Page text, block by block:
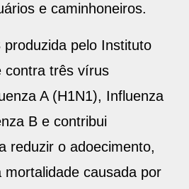
e caminhoneiros.
produzida pelo Instituto
contra três vírus
A (H1N1), Influenza
B e contribui
reduzir o adoecimento,
mortalidade causada por